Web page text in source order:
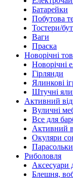
Батарейки
Побутова
Тостери/
Ваги
Праска
Новорічні
Новорічні
Гірлянди
Ялинкові
Штучні
Активний
Вуличні
Все для
Активний
Окуляри
Риболовля
Аксесуари
Блешня,